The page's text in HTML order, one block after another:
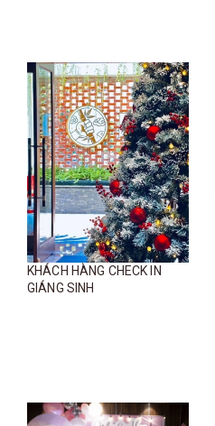
KHÁCH HÀNG CHECK IN
GIÁNG SINH